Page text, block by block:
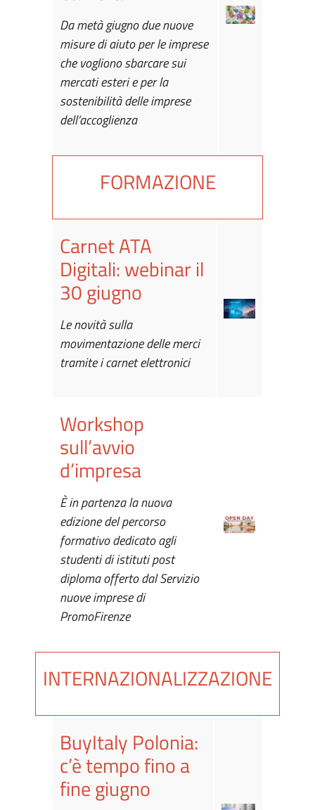
Da metà giugno due nuove
misure di aiuto per le imprese
che vogliono sbarcare sui
mercati esteri e per la
sostenibilità delle imprese
dell’accoglienza
FORMAZIONE
Carnet ATA
Digitali: webinar il
30 giugno
Le novità sulla
movimentazione delle merci
tramite i carnet elettronici
Workshop
sull’avvio
d’impresa
È in partenza la nuova
edizione del percorso
formativo dedicato agli
studenti di istituti post
diploma offerto dal Servizio
nuove imprese di
PromoFirenze
INTERNAZIONALIZZAZIONE
BuyItaly Polonia:
c’è tempo fino a
fine giugno